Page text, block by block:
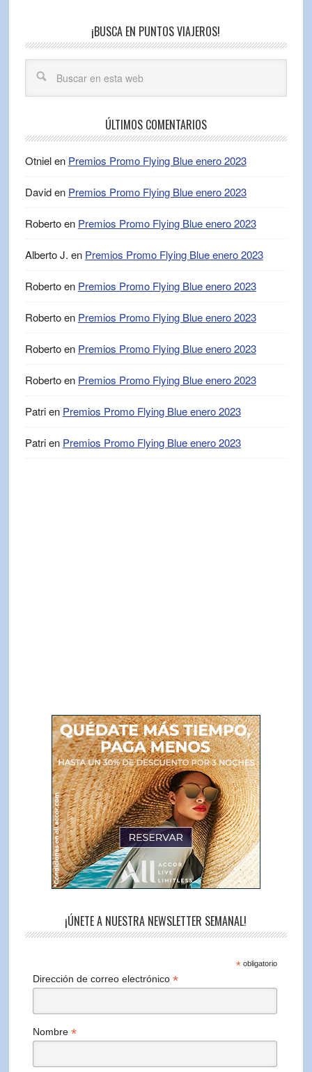
¡BUSCA EN PUNTOS VIAJEROS!
ÚLTIMOS COMENTARIOS
Otnielen Premios Promo Flying Blue enero 2023
Daviden Premios Promo Flying Blue enero 2023
Robertoen Premios Promo Flying Blue enero 2023
Alberto J. en Premios Promo Flying Blue enero 2023
Robertoen Premios Promo Flying Blue enero 2023
Robertoen Premios Promo Flying Blue enero 2023
Robertoen Premios Promo Flying Blue enero 2023
Robertoen Premios Promo Flying Blue enero 2023
Patrien Premios Promo Flying Blue enero 2023
Patrien Premios Promo Flying Blue enero 2023
¡ÚNETE A NUESTRA NEWSLETTER SEMANAL!
*obligatorio
Dirección de correo electrónico*
Nombre*